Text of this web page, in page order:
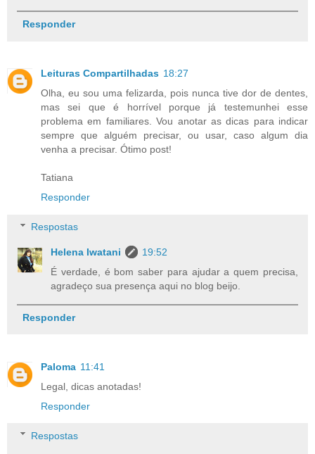
Responder
Leituras Compartilhadas 18:27
Olha, eu sou uma felizarda, pois nunca tive dor de dentes,
mas sei que é horrível porque já testemunhei esse
problema em familiares. Vou anotar as dicas para indicar
sempre que alguém precisar, ou usar, caso algum dia
venha a precisar. Ótimo post!
Tatiana
Responder
Respostas
Helena Iwatani
19:52
É verdade, é bom saber para ajudar a quem precisa,
agradeço sua presença aqui no blog beijo.
Responder
Paloma 11:41
Legal, dicas anotadas!
Responder
Respostas